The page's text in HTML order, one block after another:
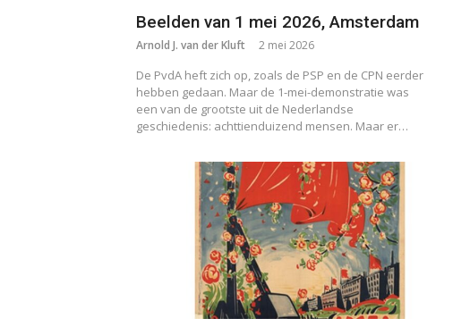
Beelden van 1 mei 2026, Amsterdam
Arnold J. van der Kluft 2 mei 2026
De PvdA heft zich op, zoals de PSP en de CPN eerder
hebben gedaan. Maar de 1-mei-demonstratie was
een van de grootste uit de Nederlandse
geschiedenis: achttienduizend mensen. Maar er…